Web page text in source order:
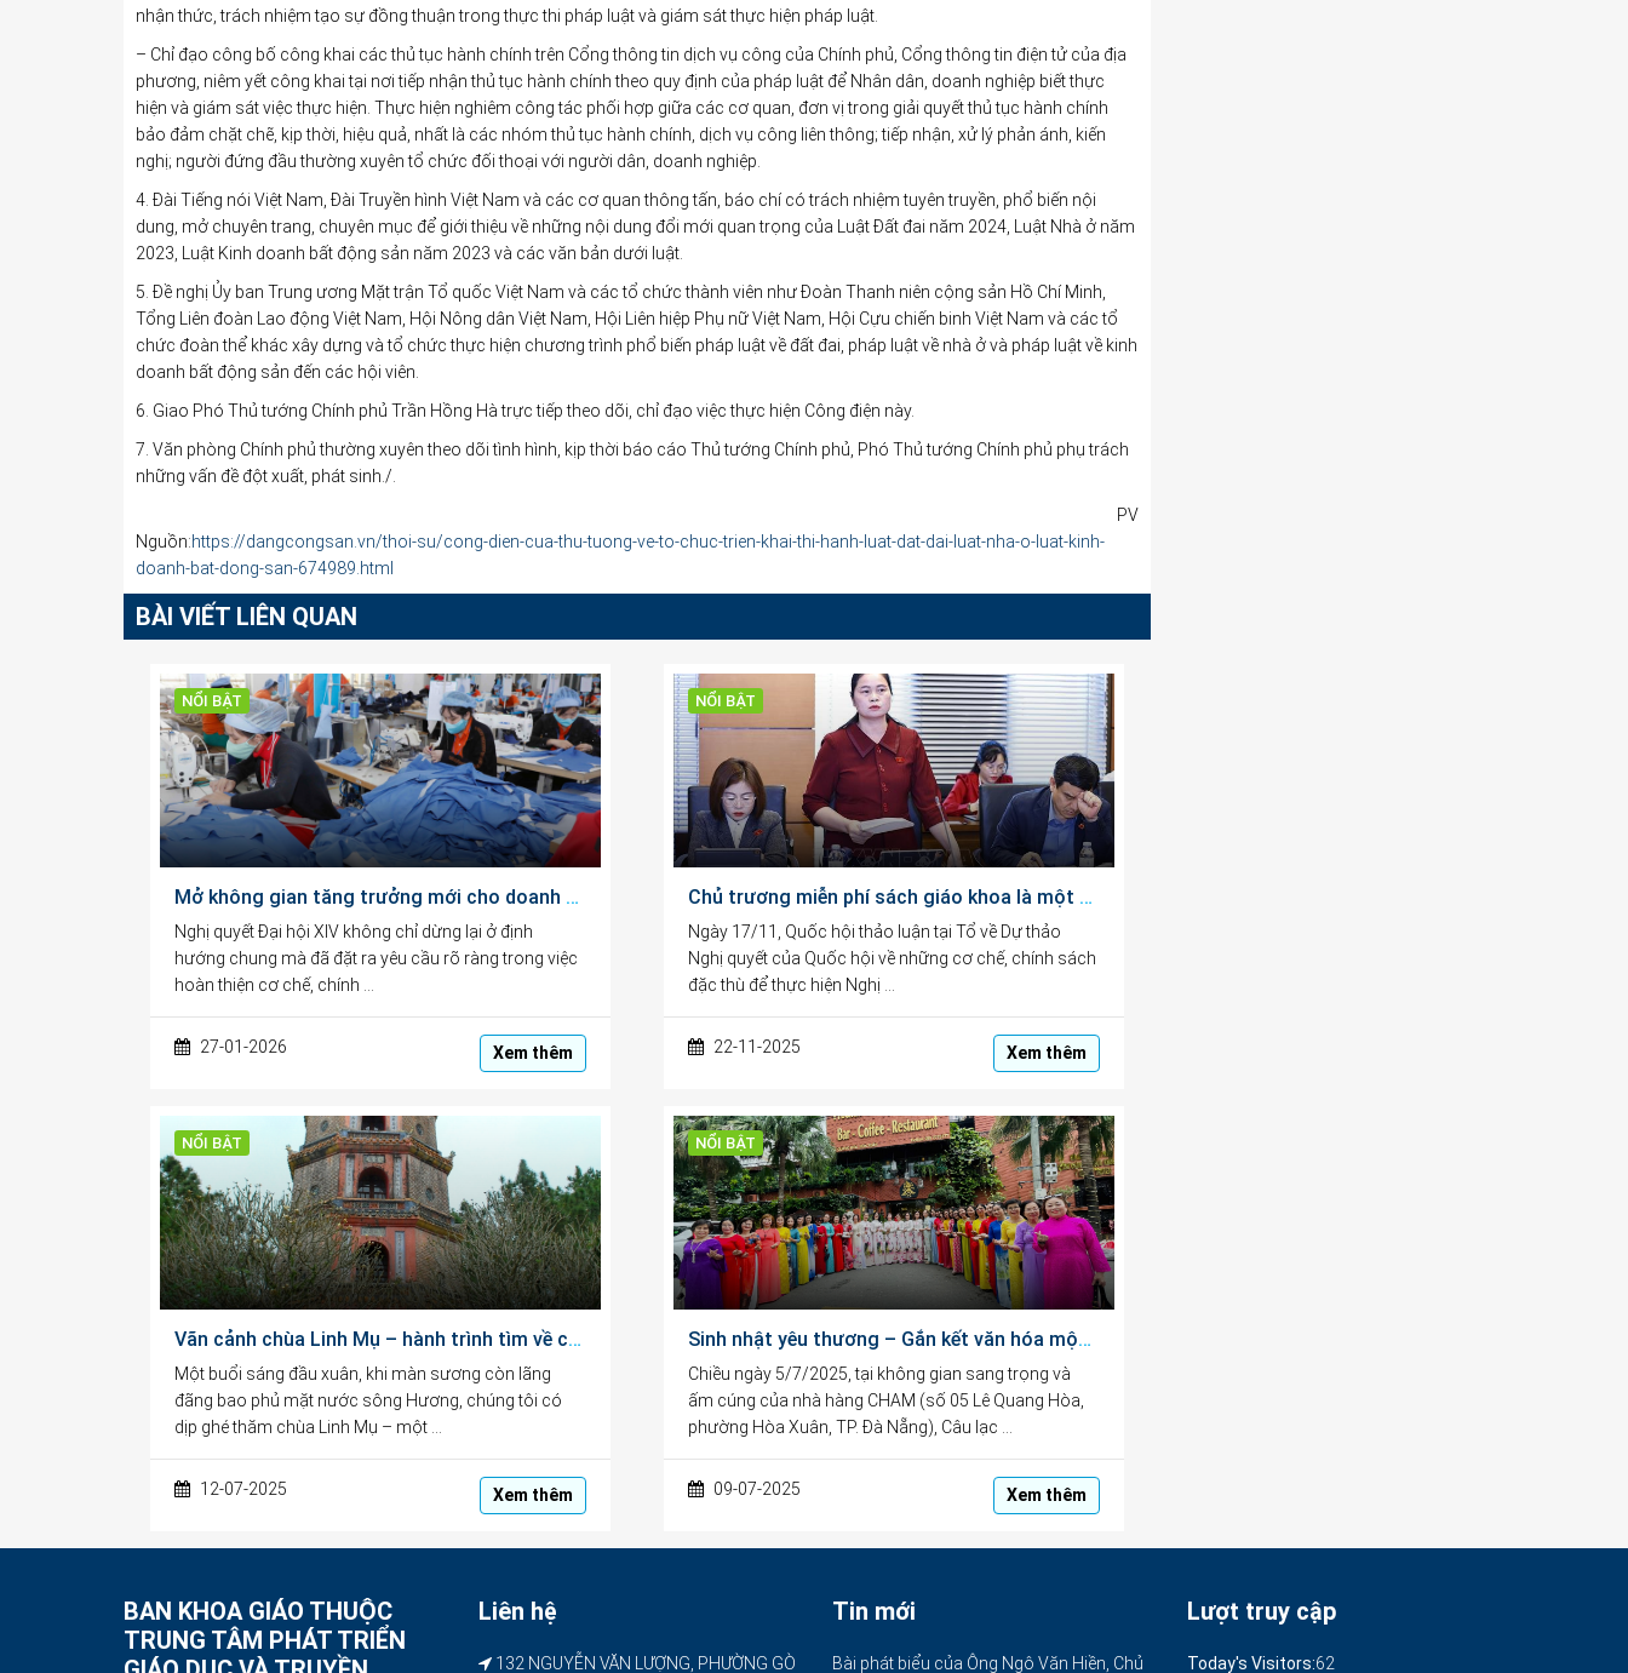
nhận thức, trách nhiệm tạo sự đồng thuận trong thực thi pháp luật và giám sát thực hiện pháp luật.
– Chỉ đạo công bố công khai các thủ tục hành chính trên Cổng thông tin dịch vụ công của Chính phủ, Cổng thông tin điện tử của địa
phương, niêm yết công khai tại nơi tiếp nhận thủ tục hành chính theo quy định của pháp luật để Nhân dân, doanh nghiệp biết thực
hiện và giám sát việc thực hiện. Thực hiện nghiêm công tác phối hợp giữa các cơ quan, đơn vị trong giải quyết thủ tục hành chính
bảo đảm chặt chẽ, kịp thời, hiệu quả, nhất là các nhóm thủ tục hành chính, dịch vụ công liên thông; tiếp nhận, xử lý phản ánh, kiến
nghị; người đứng đầu thường xuyên tổ chức đối thoại với người dân, doanh nghiệp.
4. Đài Tiếng nói Việt Nam, Đài Truyền hình Việt Nam và các cơ quan thông tấn, báo chí có trách nhiệm tuyên truyền, phổ biến nội
dung, mở chuyên trang, chuyên mục để giới thiệu về những nội dung đổi mới quan trọng của Luật Đất đai năm 2024, Luật Nhà ở năm
2023, Luật Kinh doanh bất động sản năm 2023 và các văn bản dưới luật.
5. Đề nghị Ủy ban Trung ương Mặt trận Tổ quốc Việt Nam và các tổ chức thành viên như Đoàn Thanh niên cộng sản Hồ Chí Minh,
Tổng Liên đoàn Lao động Việt Nam, Hội Nông dân Việt Nam, Hội Liên hiệp Phụ nữ Việt Nam, Hội Cựu chiến binh Việt Nam và các tổ
chức đoàn thể khác xây dựng và tổ chức thực hiện chương trình phổ biến pháp luật về đất đai, pháp luật về nhà ở và pháp luật về kinh
doanh bất động sản đến các hội viên.
6. Giao Phó Thủ tướng Chính phủ Trần Hồng Hà trực tiếp theo dõi, chỉ đạo việc thực hiện Công điện này.
7. Văn phòng Chính phủ thường xuyên theo dõi tình hình, kịp thời báo cáo Thủ tướng Chính phủ, Phó Thủ tướng Chính phủ phụ trách
những vấn đề đột xuất, phát sinh./.
PV
Nguồn:https://dangcongsan.vn/thoi-su/cong-dien-cua-thu-tuong-ve-to-chuc-trien-khai-thi-hanh-luat-dat-dai-luat-nha-o-luat-kinh-
doanh-bat-dong-san-674989.html
BÀI VIẾT LIÊN QUAN
NỔI BẬT
Mở không gian tăng trưởng mới cho doanh nghiệp và nguồn lực tri thức
Nghị quyết Đại hội XIV không chỉ dừng lại ở định
hướng chung mà đã đặt ra yêu cầu rõ ràng trong việc
hoàn thiện cơ chế, chính …
27-01-2026 Xem thêm
NỔI BẬT
Chủ trương miễn phí sách giáo khoa là một bước tiến, thể hiện bản chất xã hội nhân văn
Ngày 17/11, Quốc hội thảo luận tại Tổ về Dự thảo
Nghị quyết của Quốc hội về những cơ chế, chính sách
đặc thù để thực hiện Nghị …
22-11-2025 Xem thêm
NỔI BẬT
Vãn cảnh chùa Linh Mụ – hành trình tìm về chốn linh thiêng giữa lòng đất Cố đô
Một buổi sáng đầu xuân, khi màn sương còn lãng
đãng bao phủ mặt nước sông Hương, chúng tôi có
dịp ghé thăm chùa Linh Mụ – một …
12-07-2025 Xem thêm
NỔI BẬT
Sinh nhật yêu thương – Gắn kết văn hóa một mái nhà
Chiều ngày 5/7/2025, tại không gian sang trọng và
ấm cúng của nhà hàng CHAM (số 05 Lê Quang Hòa,
phường Hòa Xuân, TP. Đà Nẵng), Câu lạc …
09-07-2025 Xem thêm
BAN KHOA GIÁO THUỘC
TRUNG TÂM PHÁT TRIỂN
Liên hệ
132 NGUYỄN VĂN LƯỢNG, PHƯỜNG GÒ
Tin mới
Bài phát biểu của Ông Ngô Văn Hiền, Chủ
Lượt truy cập
Today's Visitors:62